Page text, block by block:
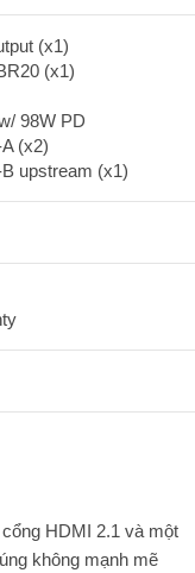
(x1)
(x1)
98W PD
(x2)
upstream (x1)
HDMI 2.1 và một
không mạnh mẽ